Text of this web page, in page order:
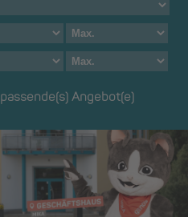
passende(s) Angebot(e)